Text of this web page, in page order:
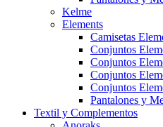
Kelme
Elements
Camisetas
Conjuntos
Conjuntos
Conjuntos
Conjuntos
Pantalones y
Textil y Complementos